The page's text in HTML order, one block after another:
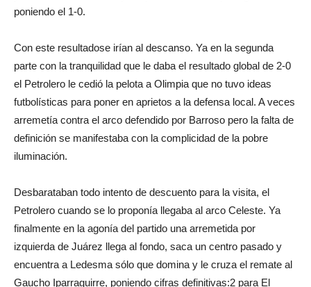
poniendo el 1-0.
Con este resultadose irían al descanso. Ya en la segunda
parte con la tranquilidad que le daba el resultado global de 2-0
el Petrolero le cedió la pelota a Olimpia que no tuvo ideas
futbolísticas para poner en aprietos a la defensa local. A veces
arremetía contra el arco defendido por Barroso pero la falta de
definición se manifestaba con la complicidad de la pobre
iluminación.
Desbarataban todo intento de descuento para la visita, el
Petrolero cuando se lo proponía llegaba al arco Celeste. Ya
finalmente en la agonía del partido una arremetida por
izquierda de Juárez llega al fondo, saca un centro pasado y
encuentra a Ledesma sólo que domina y le cruza el remate al
Gaucho Iparraguirre, poniendo cifras definitivas:2 para El